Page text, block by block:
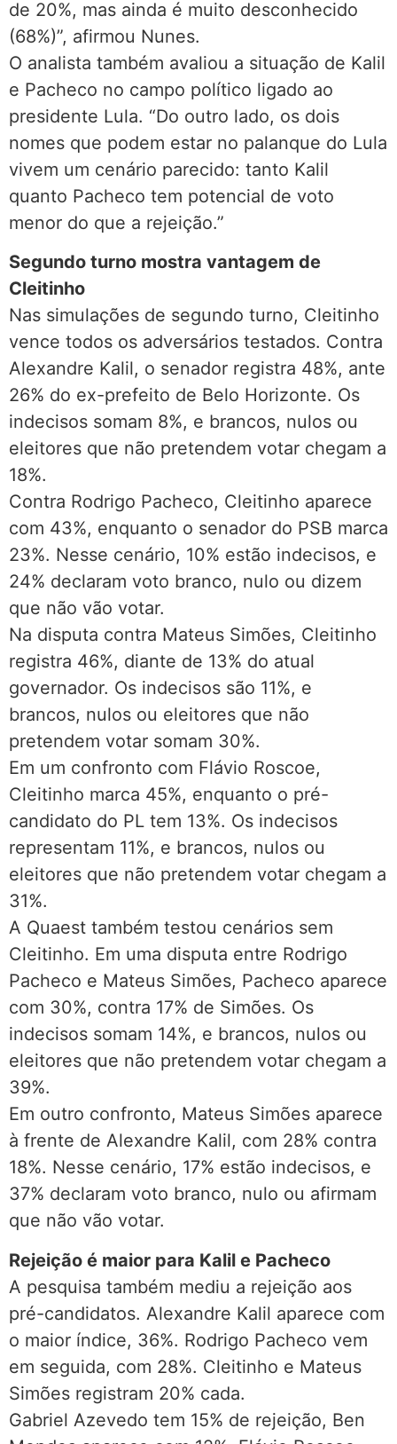
de 20%, mas ainda é muito desconhecido
(68%)”, afirmou Nunes.
O analista também avaliou a situação de Kalil
e Pacheco no campo político ligado ao
presidente Lula. “Do outro lado, os dois
nomes que podem estar no palanque do Lula
vivem um cenário parecido: tanto Kalil
quanto Pacheco tem potencial de voto
menor do que a rejeição.”
Segundo turno mostra vantagem de
Cleitinho
Nas simulações de segundo turno, Cleitinho
vence todos os adversários testados. Contra
Alexandre Kalil, o senador registra 48%, ante
26% do ex-prefeito de Belo Horizonte. Os
indecisos somam 8%, e brancos, nulos ou
eleitores que não pretendem votar chegam a
18%.
Contra Rodrigo Pacheco, Cleitinho aparece
com 43%, enquanto o senador do PSB marca
23%. Nesse cenário, 10% estão indecisos, e
24% declaram voto branco, nulo ou dizem
que não vão votar.
Na disputa contra Mateus Simões, Cleitinho
registra 46%, diante de 13% do atual
governador. Os indecisos são 11%, e
brancos, nulos ou eleitores que não
pretendem votar somam 30%.
Em um confronto com Flávio Roscoe,
Cleitinho marca 45%, enquanto o pré-
candidato do PL tem 13%. Os indecisos
representam 11%, e brancos, nulos ou
eleitores que não pretendem votar chegam a
31%.
A Quaest também testou cenários sem
Cleitinho. Em uma disputa entre Rodrigo
Pacheco e Mateus Simões, Pacheco aparece
com 30%, contra 17% de Simões. Os
indecisos somam 14%, e brancos, nulos ou
eleitores que não pretendem votar chegam a
39%.
Em outro confronto, Mateus Simões aparece
à frente de Alexandre Kalil, com 28% contra
18%. Nesse cenário, 17% estão indecisos, e
37% declaram voto branco, nulo ou afirmam
que não vão votar.
Rejeição é maior para Kalil e Pacheco
A pesquisa também mediu a rejeição aos
pré-candidatos. Alexandre Kalil aparece com
o maior índice, 36%. Rodrigo Pacheco vem
em seguida, com 28%. Cleitinho e Mateus
Simões registram 20% cada.
Gabriel Azevedo tem 15% de rejeição, Ben